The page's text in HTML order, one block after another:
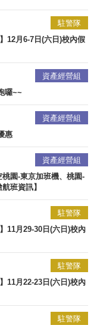
駐警隊
12月6-7日(六日)校內假
資產經營組
囉~~
資產經營組
惠
資產經營組
桃園-東京加班機、桃園-
班資訊】
駐警隊
11月29-30日(六日)校內
駐警隊
11月22-23日(六日)校內
駐警隊